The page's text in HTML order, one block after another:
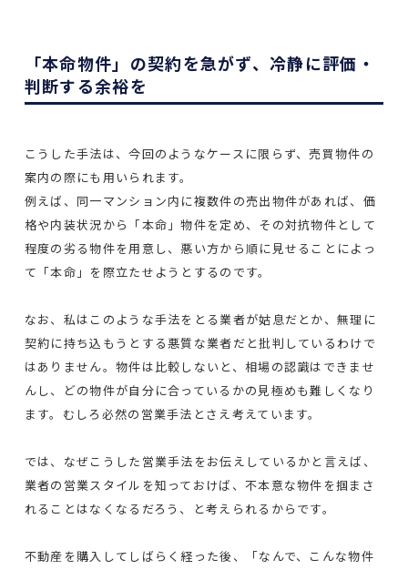
「本命物件」の契約を急がず、冷静に評価・
判断する余裕を
こうした手法は、今回のようなケースに限らず、売買物件の
案内の際にも用いられます。
例えば、同一マンション内に複数件の売出物件があれば、価
格や内装状況から「本命」物件を定め、その対抗物件として
程度の劣る物件を用意し、悪い方から順に見せることによっ
て「本命」を際立たせようとするのです。
なお、私はこのような手法をとる業者が姑息だとか、無理に
契約に持ち込もうとする悪質な業者だと批判しているわけで
はありません。物件は比較しないと、相場の認識はできませ
んし、どの物件が自分に合っているかの見極めも難しくなり
ます。むしろ必然の営業手法とさえ考えています。
では、なぜこうした営業手法をお伝えしているかと言えば、
業者の営業スタイルを知っておけば、不本意な物件を掴まさ
れることはなくなるだろう、と考えられるからです。
不動産を購入してしばらく経った後、「なんで、こんな物件